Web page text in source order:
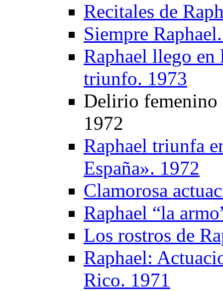
Recitales de
Siempre
Raphael llego
triunfo. 1973
Delirio femenino
1972
Raphael triunfa
España». 1972
Clamorosa
Raphael “la
Los rostros de
Raphael:
Rico. 1971